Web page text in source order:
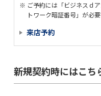
ご予約には「ビジネスｄ
トワーク暗証番号」が必要
来店予約
新規契約時にはこち